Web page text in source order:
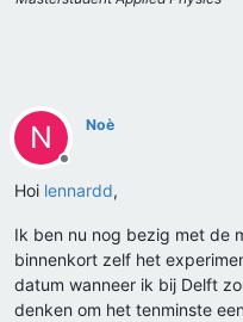
N
Offline
Noè
Hoi lennardd,
Ik ben nu nog bezig met de
binnenkort zelf het
datum wanneer ik bij Delft
denken om het tenminste